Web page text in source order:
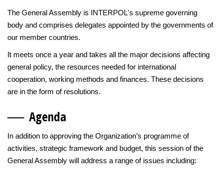
The General Assembly is INTERPOL's supreme governing
body and comprises delegates appointed by the governments of
our member countries.
It meets once a year and takes all the major decisions affecting
general policy, the resources needed for international
cooperation, working methods and finances. These decisions
are in the form of resolutions.
Agenda
In addition to approving the Organization’s programme of
activities, strategic framework and budget, this session of the
General Assembly will address a range of issues including: